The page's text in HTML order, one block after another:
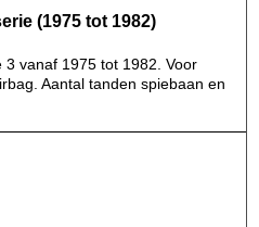
(1975 tot 1982)
vanaf 1975 tot 1982. Voor
Aantal tanden spiebaan en